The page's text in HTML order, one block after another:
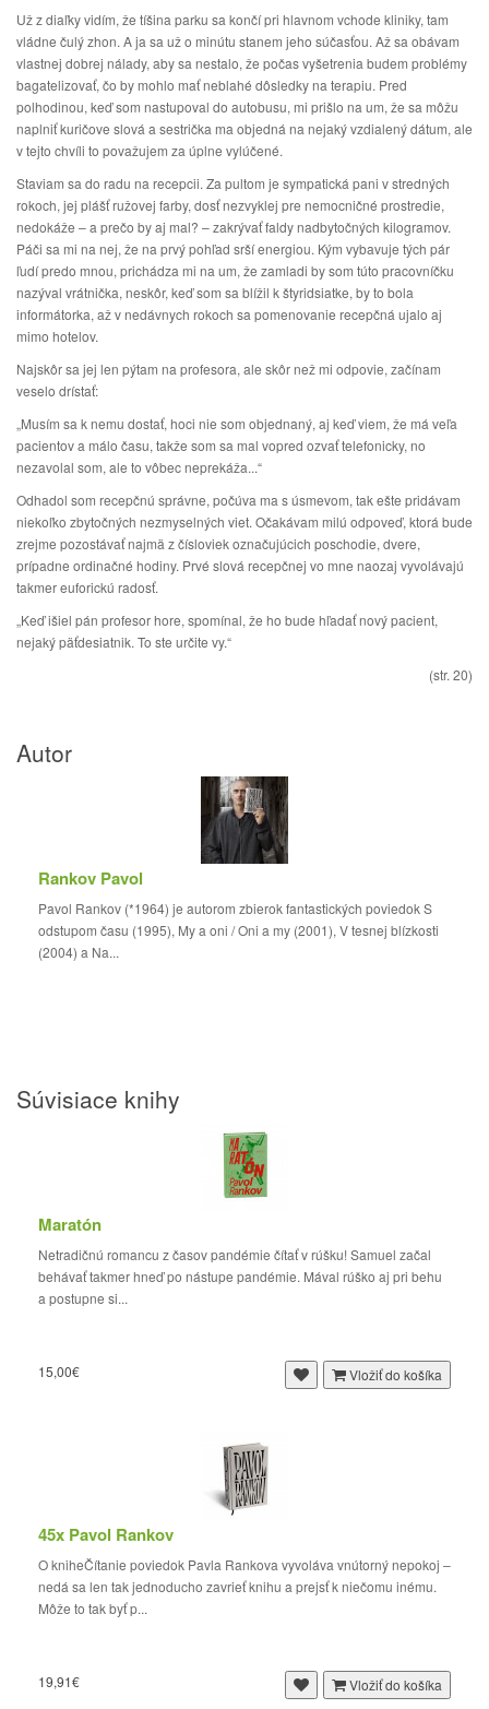
Už z diaľky vidím, že tíšina parku sa končí pri hlavnom vchode kliniky, tam
vládne čulý zhon. A ja sa už o minútu stanem jeho súčasťou. Až sa obávam
vlastnej dobrej nálady, aby sa nestalo, že počas vyšetrenia budem problémy
bagatelizovať, čo by mohlo mať neblahé dôsledky na terapiu. Pred
polhodinou, keď som nastupoval do autobusu, mi prišlo na um, že sa môžu
naplniť kuričove slová a sestrička ma objedná na nejaký vzdialený dátum, ale
v tejto chvíli to považujem za úplne vylúčené.
Staviam sa do radu na recepcii. Za pultom je sympatická pani v stredných
rokoch, jej plášť ružovej farby, dosť nezvyklej pre nemocničné prostredie,
nedokáže – a prečo by aj mal? – zakrývať faldy nadbytočných kilogramov.
Páči sa mi na nej, že na prvý pohľad srší energiou. Kým vybavuje tých pár
ľudí predo mnou, prichádza mi na um, že zamladi by som túto pracovníčku
nazýval vrátnička, neskôr, keď som sa blížil k štyridsiatke, by to bola
informátorka, až v nedávnych rokoch sa pomenovanie recepčná ujalo aj
mimo hotelov.
Najskôr sa jej len pýtam na profesora, ale skôr než mi odpovie, začínam
veselo drístať:
„Musím sa k nemu dostať, hoci nie som objednaný, aj keď viem, že má veľa
pacientov a málo času, takže som sa mal vopred ozvať telefonicky, no
nezavolal som, ale to vôbec neprekáža...“
Odhadol som recepčnú správne, počúva ma s úsmevom, tak ešte pridávam
niekoľko zbytočných nezmyselných viet. Očakávam milú odpoveď, ktorá bude
zrejme pozostávať najmä z čísloviek označujúcich poschodie, dvere,
prípadne ordinačné hodiny. Prvé slová recepčnej vo mne naozaj vyvolávajú
takmer euforickú radosť.
„Keď išiel pán profesor hore, spomínal, že ho bude hľadať nový pacient,
nejaký päťdesiatnik. To ste určite vy.“
(str. 20)
Autor
Rankov Pavol
Pavol Rankov (*1964) je autorom zbierok fantastických poviedok S
odstupom času (1995), My a oni / Oni a my (2001), V tesnej blízkosti
(2004) a Na...
Súvisiace knihy
Maratón
Netradičnú romancu z časov pandémie čítať v rúšku! Samuel začal
behávať takmer hneď po nástupe pandémie. Mával rúško aj pri behu
a postupne si...
15,00€ Vložiť do košíka
45x Pavol Rankov
O kniheČítanie poviedok Pavla Rankova vyvoláva vnútorný nepokoj –
nedá sa len tak jednoducho zavrieť knihu a prejsť k niečomu inému.
Môže to tak byť p...
19,91€ Vložiť do košíka